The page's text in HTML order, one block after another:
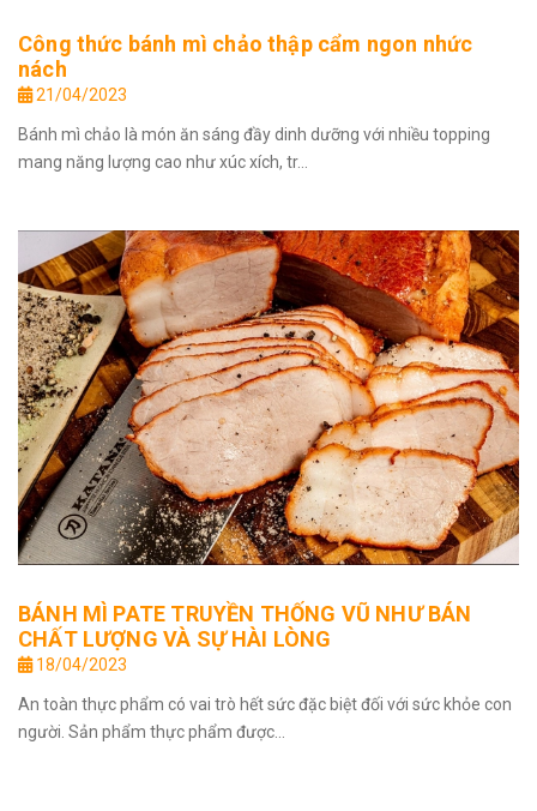
Công thức bánh mì chảo thập cẩm ngon nhức
nách
21/04/2023
Bánh mì chảo là món ăn sáng đầy dinh dưỡng với nhiều topping
mang năng lượng cao như xúc xích, tr...
BÁNH MÌ PATE TRUYỀN THỐNG VŨ NHƯ BÁN
CHẤT LƯỢNG VÀ SỰ HÀI LÒNG
18/04/2023
An toàn thực phẩm có vai trò hết sức đặc biệt đối với sức khỏe con
người. Sản phẩm thực phẩm được...